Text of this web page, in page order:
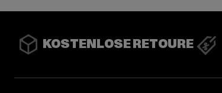
KOSTENLOSE RETOURE